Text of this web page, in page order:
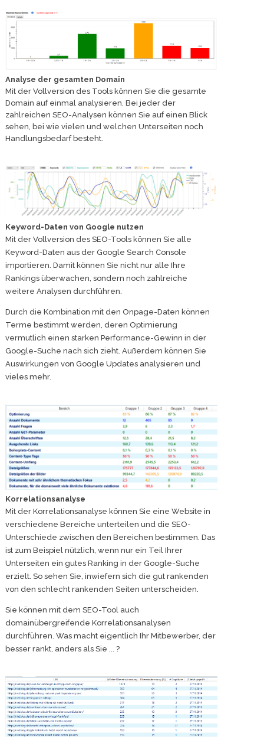
Analyse der gesamten Domain
Mit der Vollversion des Tools können Sie die gesamte
Domain auf einmal analysieren. Bei jeder der
zahlreichen SEO-Analysen können Sie auf einen Blick
sehen, bei wie vielen und welchen Unterseiten noch
Handlungsbedarf besteht.
Keyword-Daten von Google nutzen
Mit der Vollversion des SEO-Tools können Sie alle
Keyword-Daten aus der Google Search Console
importieren. Damit können Sie nicht nur alle Ihre
Rankings überwachen, sondern noch zahlreiche
weitere Analysen durchführen.
Durch die Kombination mit den Onpage-Daten können
Terme bestimmt werden, deren Optimierung
vermutlich einen starken Performance-Gewinn in der
Google-Suche nach sich zieht. Außerdem können Sie
Auswirkungen von Google Updates analysieren und
vieles mehr.
Korrelationsanalyse
Mit der Korrelationsanalyse können Sie eine Website in
verschiedene Bereiche unterteilen und die SEO-
Unterschiede zwischen den Bereichen bestimmen. Das
ist zum Beispiel nützlich, wenn nur ein Teil Ihrer
Unterseiten ein gutes Ranking in der Google-Suche
erzielt. So sehen Sie, inwiefern sich die gut rankenden
von den schlecht rankenden Seiten unterscheiden.
Sie können mit dem SEO-Tool auch
domainübergreifende Korrelationsanalysen
durchführen. Was macht eigentlich Ihr Mitbewerber, der
besser rankt, anders als Sie ... ?